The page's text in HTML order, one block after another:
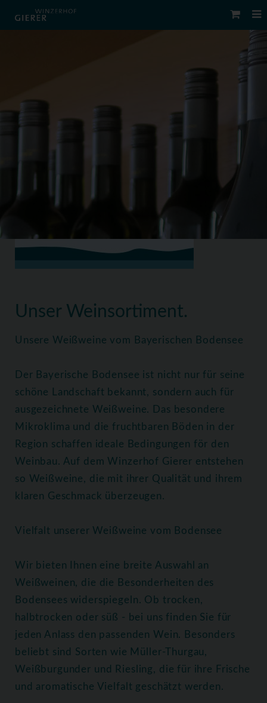
Unser Weinsortiment.
Unsere Weißweine vom Bayerischen Bodensee
Der Bayerische Bodensee ist nicht nur für seine
schöne Landschaft bekannt, sondern auch für
ausgezeichnete Weißweine. Das besondere
Mikroklima und die fruchtbaren Böden in der
Region schaffen ideale Bedingungen för den
Weinbau. Auf dem Winzerhof Gierer entstehen
so Weißweine, die mit ihrer Qualität und ihrem
klaren Geschmack überzeugen.
Vielfalt unserer Weißweine vom Bodensee
Wir bieten Ihnen eine breite Auswahl an
Weißweinen, die die Besonderheiten des
Bodensees widerspiegeln. Ob trocken,
halbtrocken oder süß - bei uns finden Sie für
jeden Anlass den passenden Wein. Besonders
beliebt sind Sorten wie Müller-Thurgau,
Weißburgunder und Riesling, die für ihre Frische
und aromatische Vielfalt geschätzt werden.